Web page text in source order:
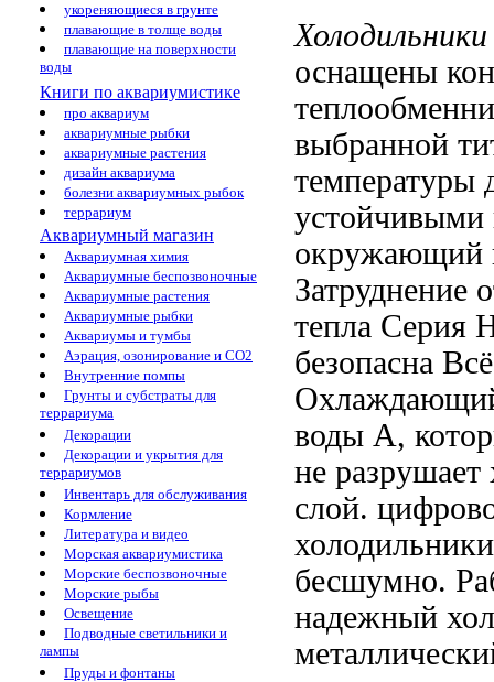
укореняющиеся в грунте
плавающие в толще воды
плавающие на поверхности
воды
Книги по аквариумистике
про аквариум
аквариумные рыбки
аквариумные растения
дизайн аквариума
болезни аквариумных рыбок
террариум
Аквариумный магазин
Аквариумная химия
Аквариумные беспозвоночные
Аквариумные растения
Аквариумные рыбки
Аквариумы и тумбы
Аэрация, озонирование и CO2
Внутренние помпы
Грунты и субстраты для
террариума
Декорации
Декорации и укрытия для
террариумов
Инвентарь для обслуживания
Кормление
Литература и видео
Морская аквариумистика
Морские беспозвоночные
Морские рыбы
Освещение
Подводные светильники и
лампы
Пруды и фонтаны
оснащены
выбранной
температуры
окружающий
Затруднение
тепла Серия
безопасна
воды А,
не разрушает
слой.
бесшумно.
надежный